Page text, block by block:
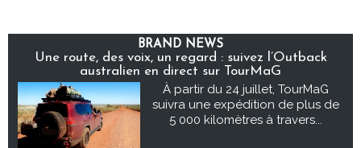
BRAND NEWS
Une route, des voix, un regard : suivez l’Outback
australien en direct sur TourMaG
À partir du 24 juillet, TourMaG
suivra une expédition de plus de
5 000 kilomètres à travers...